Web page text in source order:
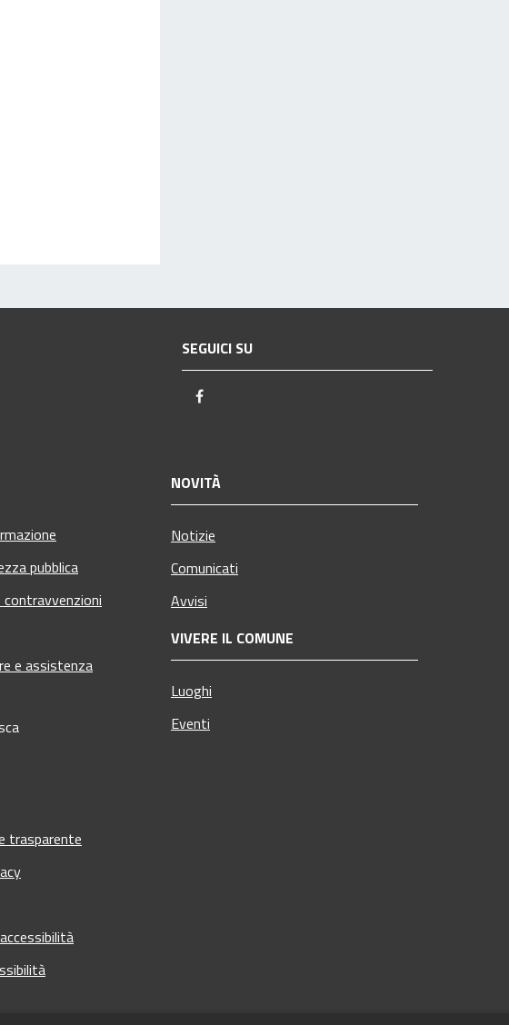
SEGUICI SU
pubblica
e assistenza
NOVITÀ
Notizie
Comunicati
Avvisi
VIVERE IL COMUNE
Luoghi
Eventi
trasparente